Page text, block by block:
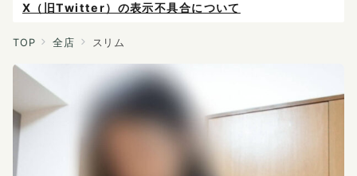
X（旧Twitter）の表示不具合について
ご予約は各店へ直接お問い合わせください。
料金は当日施術前にお支払いください。
感染症防止対策について
TOP 全店 スリム